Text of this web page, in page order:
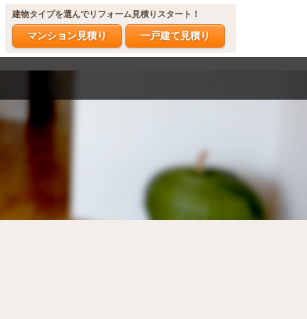
建物タイプを選んでリフォーム見積りスタート！
マンション見積り 一戸建て見積り